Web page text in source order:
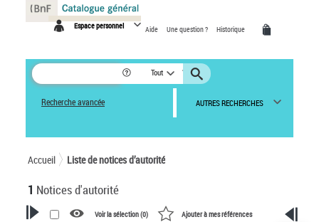
Espace personnel Aide Une question ? Historique
Tout
Recherche avancée AUTRES RECHERCHES
Accueil Liste de notices d’autorité
1 Notices d'autorité
Voir la sélection (0) Ajouter à mes références
Panneau de gestion des cookies